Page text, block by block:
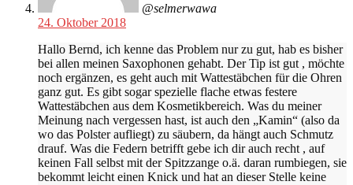
@selmerwawa
24. Oktober 2018
Hallo Bernd, ich kenne das Problem nur zu gut, hab es bisher
bei allen meinen Saxophonen gehabt. Der Tip ist gut , möchte
noch ergänzen, es geht auch mit Wattestäbchen für die Ohren
ganz gut. Es gibt sogar spezielle flache etwas festere
Wattestäbchen aus dem Kosmetikbereich. Was du meiner
Meinung nach vergessen hast, ist auch den „Kamin“ (also da
wo das Polster aufliegt) zu säubern, da hängt auch Schmutz
drauf. Was die Federn betrifft gebe ich dir auch recht , auf
keinen Fall selbst mit der Spitzzange o.ä. daran rumbiegen, sie
bekommt leicht einen Knick und hat an dieser Stelle keine